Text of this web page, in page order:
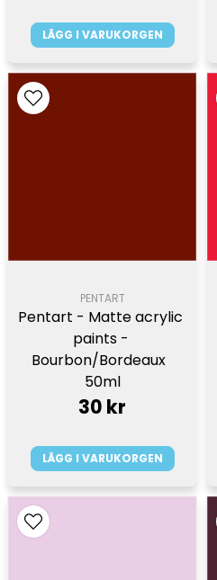
LÄGG I VARUKORGEN
PENTART
Pentart - Matte acrylic
paints -
Bourbon/Bordeaux
50ml
30 kr
LÄGG I VARUKORGEN